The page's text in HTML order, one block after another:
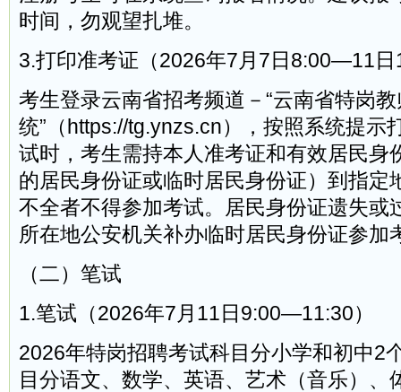
时间，勿观望扎堆。
3.打印准考证（2026年7月7日8:00—11日
考生登录云南省招考频道－“云南省特岗
统”（https://tg.ynzs.cn），按照系统提示
试时，考生需持本人准考证和有效居民身
的居民身份证或临时居民身份证）到指定
不全者不得参加考试。居民身份证遗失或
所在地公安机关补办临时居民身份证参加
（二）笔试
1.笔试（2026年7月11日9:00—11:30）
2026年特岗招聘考试科目分小学和初中2
目分语文、数学、英语、艺术（音乐）、